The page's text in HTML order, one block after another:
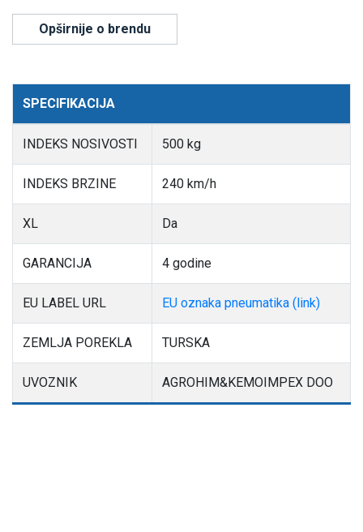
Opširnije o brendu
SPECIFIKACIJA
INDEKS NOSIVOSTI 500 kg
INDEKS BRZINE 240 km/h
XL Da
GARANCIJA 4 godine
EU LABEL URL EU oznaka pneumatika (link)
ZEMLJA POREKLA TURSKA
UVOZNIK AGROHIM&KEMOIMPEX DOO